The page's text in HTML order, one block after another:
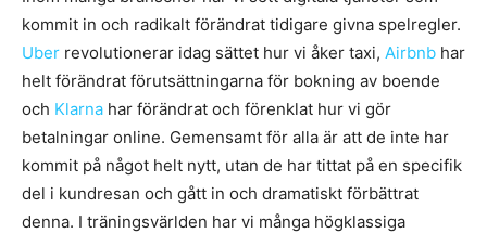
kommit in och radikalt förändrat tidigare givna spelregler.
Uber revolutionerar idag sättet hur vi åker taxi, Airbnb har
helt förändrat förutsättningarna för bokning av boende
och Klarna har förändrat och förenklat hur vi gör
betalningar online. Gemensamt för alla är att de inte har
kommit på något helt nytt, utan de har tittat på en specifik
del i kundresan och gått in och dramatiskt förbättrat
denna. I träningsvärlden har vi många högklassiga